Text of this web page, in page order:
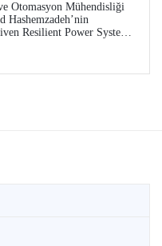
Otomasyon Mühendisliği
Hashemzadeh’nin
Resilient Power Systems:
Future” başlıklı projesi,
desteklenmeye hak